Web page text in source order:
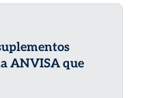
ANVISA que